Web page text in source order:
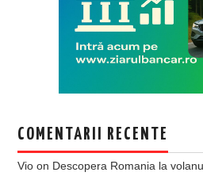
COMENTARII RECENTE
Vio on Descopera Romania la